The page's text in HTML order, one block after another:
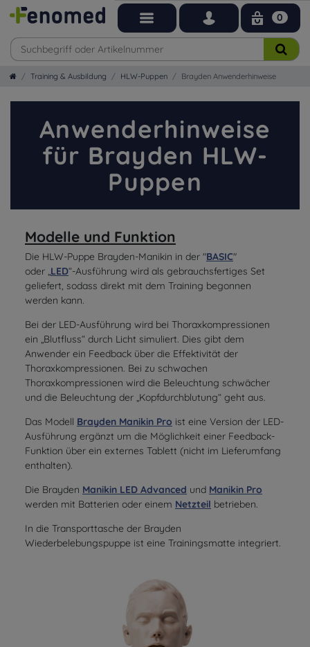
0
Training & Ausbildung HLW-Puppen Brayden Anwenderhinweise
Anwenderhinweise
für Brayden HLW-
Puppen
Modelle und Funktion
Die HLW-Puppe Brayden-Manikin in der "BASIC"
oder „LED“-Ausführung wird als gebrauchsfertiges Set
geliefert, sodass direkt mit dem Training begonnen
werden kann.
Bei der LED-Ausführung wird bei Thoraxkompressionen
ein „Blutfluss“ durch Licht simuliert. Dies gibt dem
Anwender ein Feedback über die Effektivität der
Thoraxkompressionen. Bei zu schwachen
Thoraxkompressionen wird die Beleuchtung schwächer
und die Beleuchtung der „Kopfdurchblutung“ geht aus.
Das Modell Brayden Manikin Pro ist eine Version der LED-
Ausführung ergänzt um die Möglichkeit einer Feedback-
Funktion über ein externes Tablett (nicht im Lieferumfang
enthalten).
Die Brayden Manikin LED Advanced und Manikin Pro
werden mit Batterien oder einem Netzteil betrieben.
In die Transporttasche der Brayden
Wiederbelebungspuppe ist eine Trainingsmatte integriert.